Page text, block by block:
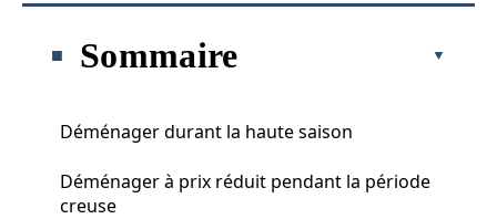
Sommaire
Déménager durant la haute saison
Déménager à prix réduit pendant la période
creuse